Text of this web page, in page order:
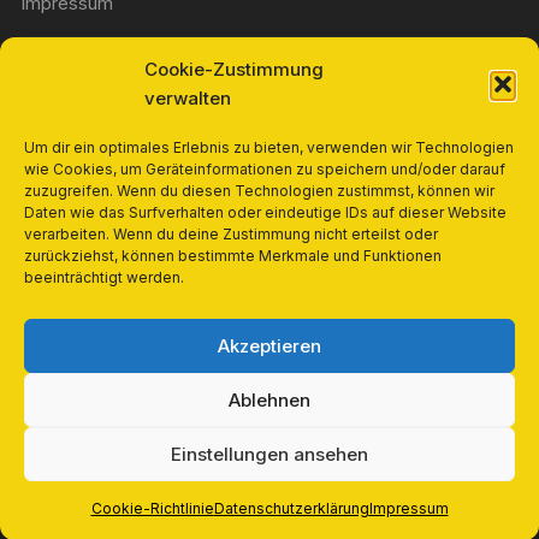
Cookie-Zustimmung
verwalten
Um dir ein optimales Erlebnis zu bieten, verwenden wir Technologien
wie Cookies, um Geräteinformationen zu speichern und/oder darauf
zuzugreifen. Wenn du diesen Technologien zustimmst, können wir
Daten wie das Surfverhalten oder eindeutige IDs auf dieser Website
verarbeiten. Wenn du deine Zustimmung nicht erteilst oder
zurückziehst, können bestimmte Merkmale und Funktionen
beeinträchtigt werden.
Akzeptieren
Ablehnen
Einstellungen ansehen
Cookie-RichtlinieDatenschutzerklärungImpressum
Widerrufsbelehrung
Cookie-Richtlinie (EU)
Datenschutzerklärung
Copyright © 2026, Books and Mohr. Alle Rechte
vorbehalten.